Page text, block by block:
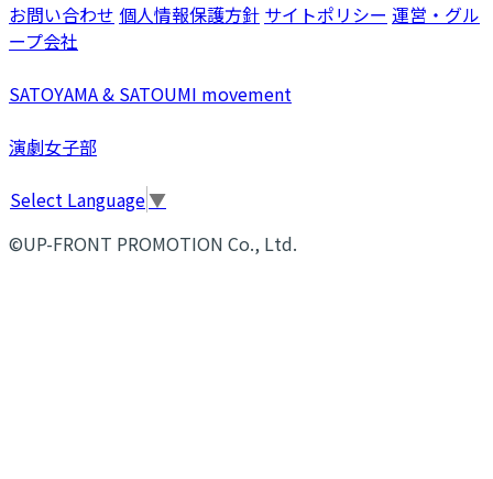
お問い合わせ 個人情報保護方針 サイトポリシー 運営・グル
ープ会社
SATOYAMA & SATOUMI movement
演劇女子部
Select Language▼
©UP-FRONT PROMOTION Co., Ltd.